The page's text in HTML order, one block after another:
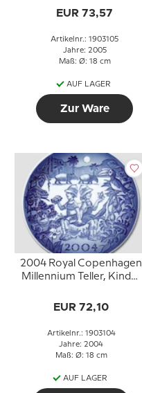
EUR 73,57
Artikelnr.: 1903105
Jahre: 2005
Maß: Ø: 18 cm
AUF LAGER
Zur Ware
2004 Royal Copenhagen
Millennium Teller, Kinder
EUR 72,10
Artikelnr.: 1903104
Jahre: 2004
Maß: Ø: 18 cm
AUF LAGER